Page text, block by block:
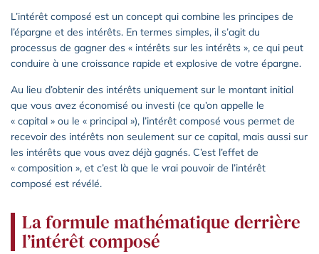
L’intérêt composé est un concept qui combine les principes de
l’épargne et des intérêts. En termes simples, il s’agit du
processus de gagner des « intérêts sur les intérêts », ce qui peut
conduire à une croissance rapide et explosive de votre épargne.
Au lieu d’obtenir des intérêts uniquement sur le montant initial
que vous avez économisé ou investi (ce qu’on appelle le
« capital » ou le « principal »), l’intérêt composé vous permet de
recevoir des intérêts non seulement sur ce capital, mais aussi sur
les intérêts que vous avez déjà gagnés. C’est l’effet de
« composition », et c’est là que le vrai pouvoir de l’intérêt
composé est révélé.
La formule mathématique derrière
l’intérêt composé